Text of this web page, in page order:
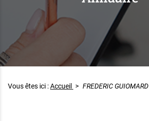
Vous êtes ici :Accueil > FREDERIC GUIOMARD